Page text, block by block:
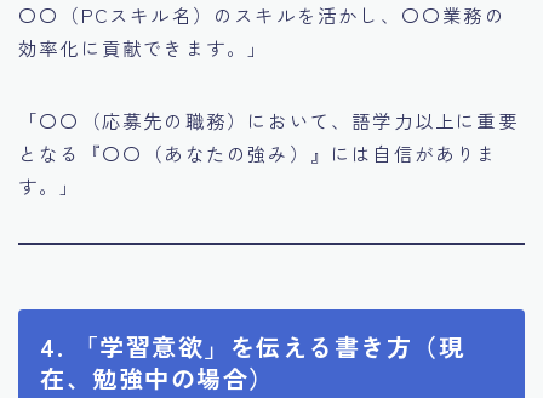
〇〇（PCスキル名）のスキルを活かし、〇〇業務の
効率化に貢献できます。」
「〇〇（応募先の職務）において、語学力以上に重要
となる『〇〇（あなたの強み）』には自信がありま
す。」
4. 「学習意欲」を伝える書き方（現
在、勉強中の場合）